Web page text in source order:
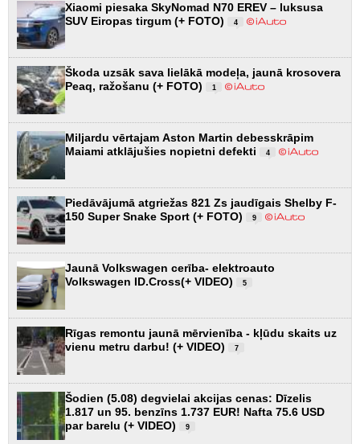
Xiaomi piesaka SkyNomad N70 EREV – luksusa
SUV Eiropas tirgum (+ FOTO)
4
Škoda uzsāk sava lielākā modeļa, jaunā krosovera
Peaq, ražošanu (+ FOTO)
1
Miljardu vērtajam Aston Martin debesskrāpim
Maiami atklājušies nopietni defekti
4
Piedāvājumā atgriežas 821 Zs jaudīgais Shelby F-
150 Super Snake Sport (+ FOTO)
9
Jaunā Volkswagen cerība- elektroauto
Volkswagen ID.Cross(+ VIDEO)
5
Rīgas remontu jaunā mērvienība - kļūdu skaits uz
vienu metru darbu! (+ VIDEO)
7
Šodien (5.08) degvielai akcijas cenas: Dīzelis
1.817 un 95. benzīns 1.737 EUR! Nafta 75.6 USD
par barelu (+ VIDEO)
9